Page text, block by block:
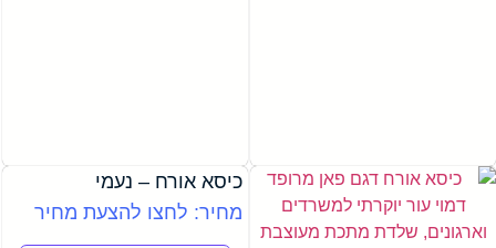
כיסא אורח – נעמי
מחיר: לחצו להצעת מחיר